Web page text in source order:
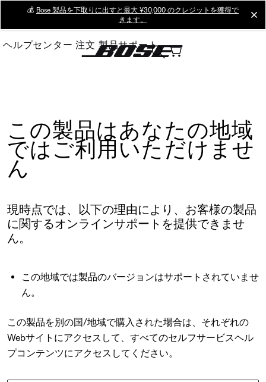
Main
💰 Bose 製品を下取りに出すと最大 ¥30,000 のクレジットを獲得で
きます。
ヘルプセンター 注文 製品サポート
この製品はあなたの地域
ではご利用いただけませ
ん
現時点では、以下の理由により、お客様の製品
に関するオンラインサポートを提供できませ
ん。
この地域では製品のバージョンはサポートされていませ
ん。
この製品を別の国/地域で購入された場合は、それぞれの
Webサイトにアクセスして、すべてのセルフサービスヘル
プコンテンツにアクセスしてください。